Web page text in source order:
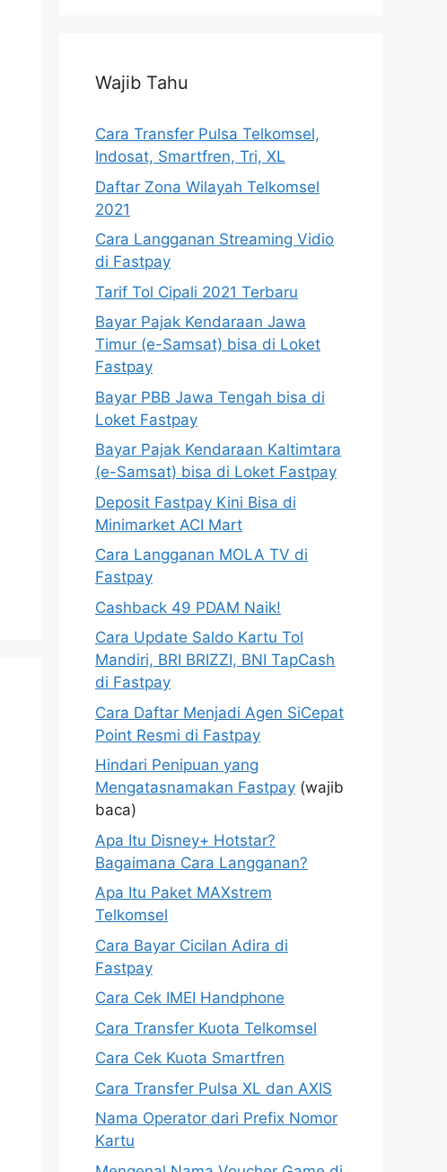
Wajib Tahu
Cara Transfer Pulsa Telkomsel,
Indosat, Smartfren, Tri, XL
Daftar Zona Wilayah Telkomsel
2021
Cara Langganan Streaming Vidio
di Fastpay
Tarif Tol Cipali 2021 Terbaru
Bayar Pajak Kendaraan Jawa
Timur (e-Samsat) bisa di Loket
Fastpay
Bayar PBB Jawa Tengah bisa di
Loket Fastpay
Bayar Pajak Kendaraan Kaltimtara
(e-Samsat) bisa di Loket Fastpay
Deposit Fastpay Kini Bisa di
Minimarket ACI Mart
Cara Langganan MOLA TV di
Fastpay
Cashback 49 PDAM Naik!
Cara Update Saldo Kartu Tol
Mandiri, BRI BRIZZI, BNI TapCash
di Fastpay
Cara Daftar Menjadi Agen SiCepat
Point Resmi di Fastpay
Hindari Penipuan yang
Mengatasnamakan Fastpay (wajib
baca)
Apa Itu Disney+ Hotstar?
Bagaimana Cara Langganan?
Apa Itu Paket MAXstrem
Telkomsel
Cara Bayar Cicilan Adira di
Fastpay
Cara Cek IMEI Handphone
Cara Transfer Kuota Telkomsel
Cara Cek Kuota Smartfren
Cara Transfer Pulsa XL dan AXIS
Nama Operator dari Prefix Nomor
Kartu